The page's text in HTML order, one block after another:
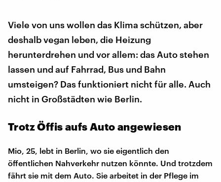
Viele von uns wollen das Klima schützen, aber
deshalb vegan leben, die Heizung
herunterdrehen und vor allem: das Auto stehen
lassen und auf Fahrrad, Bus und Bahn
umsteigen? Das funktioniert nicht für alle. Auch
nicht in Großstädten wie Berlin.
Trotz Öffis aufs Auto angewiesen
Mio, 25, lebt in Berlin, wo sie eigentlich den
öffentlichen Nahverkehr nutzen könnte. Und trotzdem
fährt sie mit dem Auto. Sie arbeitet in der Pflege im